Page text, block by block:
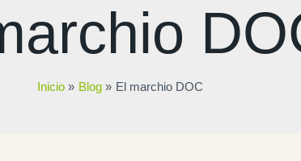
Inicio Blog El marchio DOC